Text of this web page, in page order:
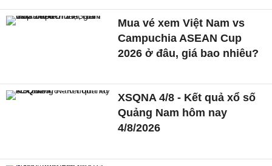
Mua vé xem Việt Nam vs
Campuchia ASEAN Cup
2026 ở đâu, giá bao nhiêu?
XSQNA 4/8 - Kết quả xổ số
Quảng Nam hôm nay
4/8/2026